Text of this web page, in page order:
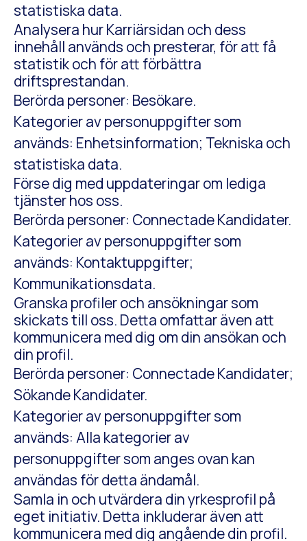
statistiska data.
Analysera hur Karriärsidan och dess
innehåll används och presterar, för att få
statistik och för att förbättra
driftsprestandan.
Berörda personer: Besökare.
Kategorier av personuppgifter som
används: Enhetsinformation; Tekniska och
statistiska data.
Förse dig med uppdateringar om lediga
tjänster hos oss.
Berörda personer: Connectade Kandidater.
Kategorier av personuppgifter som
används: Kontaktuppgifter;
Kommunikationsdata.
Granska profiler och ansökningar som
skickats till oss. Detta omfattar även att
kommunicera med dig om din ansökan och
din profil.
Berörda personer: Connectade Kandidater;
Sökande Kandidater.
Kategorier av personuppgifter som
används: Alla kategorier av
personuppgifter som anges ovan kan
användas för detta ändamål.
Samla in och utvärdera din yrkesprofil på
eget initiativ. Detta inkluderar även att
kommunicera med dig angående din profil.